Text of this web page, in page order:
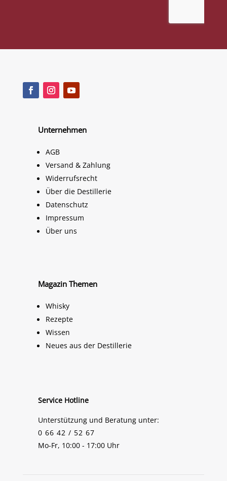
Unternehmen
AGB
Versand & Zahlung
Widerrufsrecht
Über die Destillerie
Datenschutz
Impressum
Über uns
Magazin Themen
Whisky
Rezepte
Wissen
Neues aus der Destillerie
Service Hotline
Unterstützung und Beratung unter:
0 66 42 / 52 67
Mo-Fr, 10:00 - 17:00 Uhr